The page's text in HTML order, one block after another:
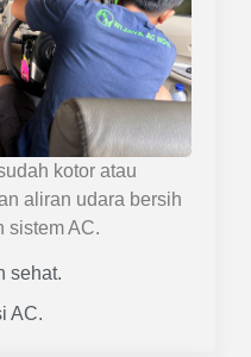
kotor atau
aliran udara bersih
sistem AC.
sehat.
AC.